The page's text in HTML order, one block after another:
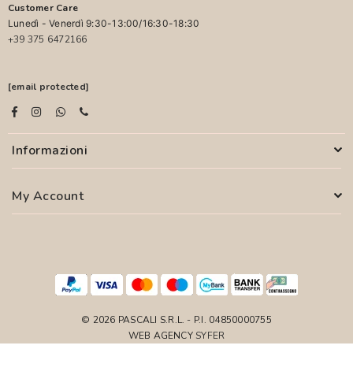
Customer Care
Lunedì - Venerdì 9:30-13:00/16:30-18:30
+39 375 6472166
[email protected]
Informazioni
My Account
© 2026 PASCALI S.R.L. - P.I. 04850000755
WEB AGENCY SYFER